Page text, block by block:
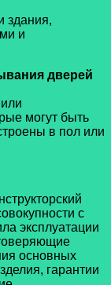
здания,
и
дверей
могут быть
в пол или
с
эксплуатации
основных
гарантии